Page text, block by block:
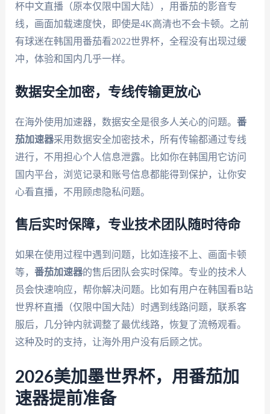
杯中文直播（原本仅限中国大陆），用番茄的影音专
线，画面加载速度快，即使是4K高清也不会卡顿。之前
有球迷在韩国用番茄看2022世界杯，全程没有出现过缓
冲，体验和国内几乎一样。
数据安全加密，专线传输更放心
在海外使用加速器，数据安全是很多人关心的问题。 番
茄加速器采用数据安全加密技术，所有传输都通过专线
进行，不用担心个人信息泄露。比如你在韩国用它访问
国内平台，浏览记录和账号信息都能得到保护，让你安
心看直播，不用顾虑隐私问题。
售后实时保障，专业技术团队随时待命
如果在使用过程中遇到问题，比如连接不上、画面卡顿
等， 番茄加速器的售后团队会实时保障。专业的技术人
员会快速响应，帮你解决问题。比如有用户在韩国看B站
世界杯直播（仅限中国大陆）时遇到线路问题，联系客
服后，几分钟内就调整了最优线路，恢复了流畅观看。
这种及时的支持，让海外用户没有后顾之忧。
2026美加墨世界杯，用番茄加
速器提前准备